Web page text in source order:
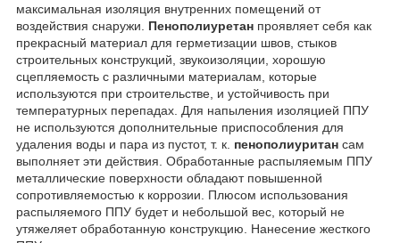
максимальная изоляция внутренних помещений от
воздействия снаружи. Пенополиуретан проявляет себя как
прекрасный материал для герметизации швов, стыков
строительных конструкций, звукоизоляции, хорошую
сцепляемость с различными материалам, которые
используются при строительстве, и устойчивость при
температурных перепадах. Для напыления изоляцией ППУ
не используются дополнительные приспособления для
удаления воды и пара из пустот, т. к. пенополиуритан сам
выполняет эти действия. Обработанные распыляемым ППУ
металлические поверхности обладают повышенной
сопротивляемостью к коррозии. Плюсом использования
распыляемого ППУ будет и небольшой вес, который не
утяжеляет обработанную конструкцию. Нанесение жесткого